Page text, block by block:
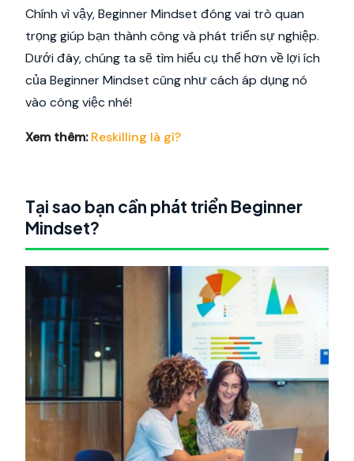
Chính vì vậy, Beginner Mindset đóng vai trò quan
trọng giúp bạn thành công và phát triển sự nghiệp.
Dưới đây, chúng ta sẽ tìm hiểu cụ thể hơn về lợi ích
của Beginner Mindset cũng như cách áp dụng nó
vào công việc nhé!
Xem thêm: Reskilling là gì?
Tại sao bạn cần phát triển Beginner
Mindset?